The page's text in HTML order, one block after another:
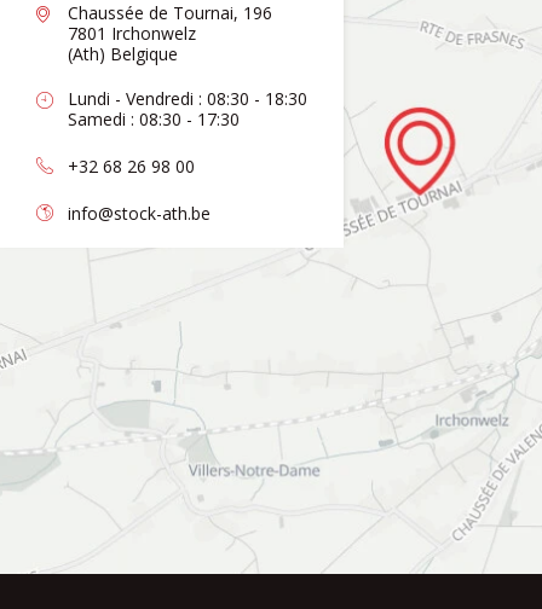
Chaussée de Tournai, 196
7801 Irchonwelz
(Ath) Belgique
Lundi - Vendredi : 08:30 - 18:30
Samedi : 08:30 - 17:30
+32 68 26 98 00
info@stock-ath.be